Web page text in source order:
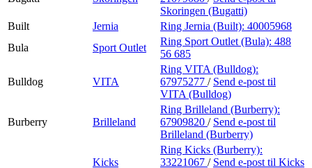
Skoringen (Bugatti)
Built
Jernia Ring Jernia (Built): 40005968
Bula
Sport Outlet
Ring Sport Outlet (Bula): 488
56 685
Bulldog VITA
Ring VITA (Bulldog):
67975277 / Send e-post til
VITA (Bulldog)
Burberry Brilleland
Ring Brilleland (Burberry):
67909820 / Send e-post til
Brilleland (Burberry)
Kicks
Ring Kicks (Burberry):
33221067 / Send e-post til Kicks